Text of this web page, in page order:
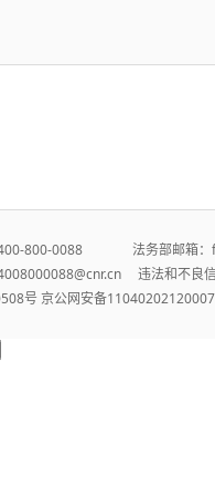
400-800-0088 法务部邮箱：
违法和不良
号 京公网安备11040202120007